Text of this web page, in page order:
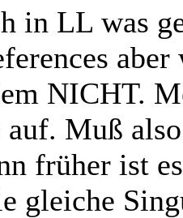
in LL was
NICHT.
Muß
früher ist
gleiche